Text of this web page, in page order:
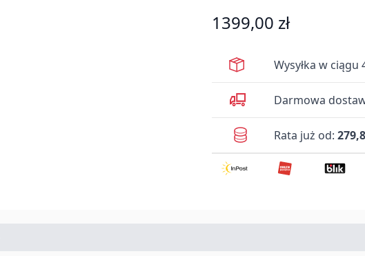
1399,00 zł
Wysyłka w ciągu
Darmowa
Rata już od: